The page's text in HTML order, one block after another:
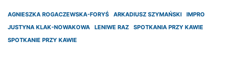
AGNIESZKA ROGACZEWSKA-FORYŚ ARKADIUSZ SZYMAŃSKI
IMPRO
JUSTYNA KLAK-NOWAKOWA
LENIWE RAZ
SPOTKANIA PRZY KAWIE
SPOTKANIE PRZY KAWIE